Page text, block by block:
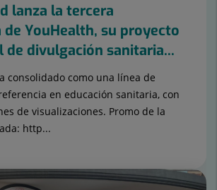
lanza la tercera
YouHealth, su proyecto
de divulgación sanitaria...
consolidado como una línea de
en educación sanitaria, con
de visualizaciones. Promo de la
http...